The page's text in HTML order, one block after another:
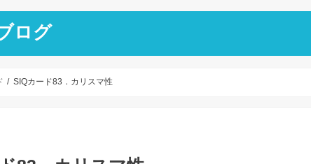
ログ
SIQカード83．カリスマ性